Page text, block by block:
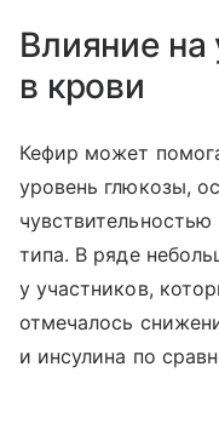
Влияние на
в крови
Кефир может
уровень глюкозы,
типа. В ряде
у участников,
отмечалось
и инсулина по